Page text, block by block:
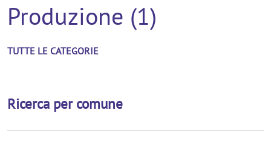
Produzione (1)
TUTTE LE CATEGORIE
Ricerca per comune